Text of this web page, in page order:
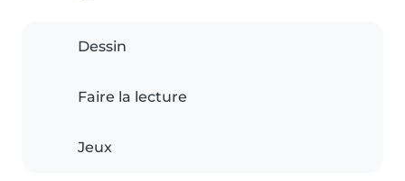
Dessin
Faire la lecture
Jeux